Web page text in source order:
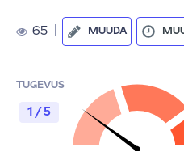
65 MUUDA
TUGEVUS
1 / 5